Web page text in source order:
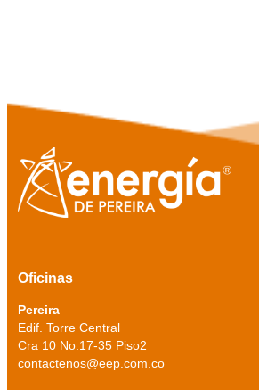
Oficinas
Pereira
Edif. Torre Central
Cra 10 No.17-35 Piso2
contactenos@eep.com.co